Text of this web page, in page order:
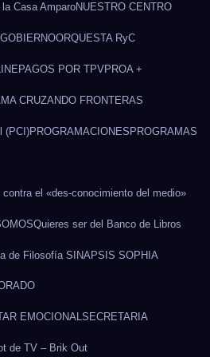
Casa AmparoNUESTRO CENTRO
ORQUESTA RyC
PAGOS POR TPVPROA +
CRUZANDO FRONTERAS
(PCI)PROGRAMACIONESPROGRAMAS
el «des-conocimiento del medio»
Quieres ser del Banco de Libros
de Filosofía SINAPSIS SOPHIA
EMOCIONALSECRETARIA
de TV – Brik Out